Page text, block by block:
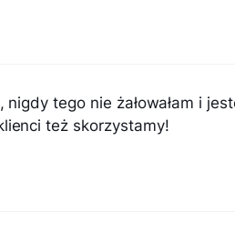
tego nie żałowałam i
też skorzystamy!